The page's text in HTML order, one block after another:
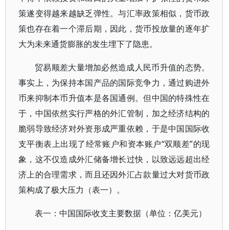
策遂变得越来越缺乏弹性。与汇率政策相似，货币政
策也存在着一个滞后期，因此，货币投放量的逐年扩
大为未来通货膨胀的发生埋下了隐患。
贸易顺差大量增加必然造成人民币升值的态势。
事实上，为保持本国产品的国际竞争力，通过购进外
币来抑制本币升值本是各国通例。但中国的特殊性在
于，中国依然实行严格的外汇管制，加之经济结构的
脆弱导致经济对外资形成严重依赖，于是中国国际收
支平衡表上出现了经常账户和资本账户“双顺差”的现
象，这不仅造成外汇储备增长过快，以致远远超出经
济上的合理需求，而且还因外汇占款量过大对货币政
策构成了极大压力（表一）。
表一：中国国际收支主要数据（单位：亿美元）